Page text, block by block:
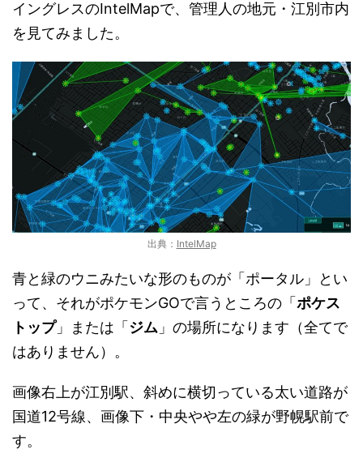
イングレスのIntelMapで、管理人の地元・江別市内
を見てみました。
出典： IntelMap
青と緑のウニみたいな形のものが「ポータル」とい
って、それがポケモンGOで言うところの「 ポケス
トップ」または「 ジム 」の場所になります（全てで
はありません）。
画像右上が江別駅、斜めに横切っている太い道路が
国道12号線、画像下・中央やや左の緑が野幌駅前で
す。